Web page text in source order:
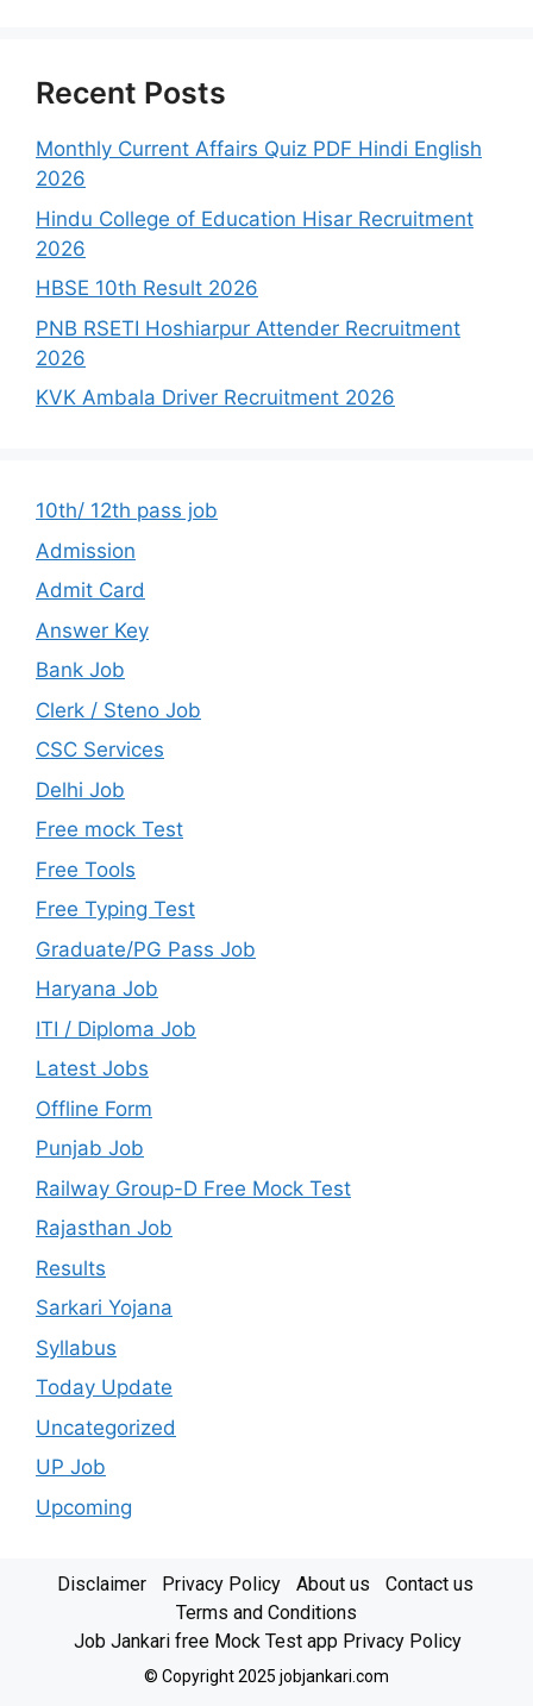
Recent Posts
Monthly Current Affairs Quiz PDF Hindi English
2026
Hindu College of Education Hisar Recruitment
2026
HBSE 10th Result 2026
PNB RSETI Hoshiarpur Attender Recruitment
2026
KVK Ambala Driver Recruitment 2026
10th/ 12th pass job
Admission
Admit Card
Answer Key
Bank Job
Clerk / Steno Job
CSC Services
Delhi Job
Free mock Test
Free Tools
Free Typing Test
Graduate/PG Pass Job
Haryana Job
ITI / Diploma Job
Latest Jobs
Offline Form
Punjab Job
Railway Group-D Free Mock Test
Rajasthan Job
Results
Sarkari Yojana
Syllabus
Today Update
Uncategorized
UP Job
Upcoming
Disclaimer Privacy Policy About us
Contact us
Terms and Conditions
Job Jankari free Mock Test app Privacy Policy
© Copyright 2025 jobjankari.com